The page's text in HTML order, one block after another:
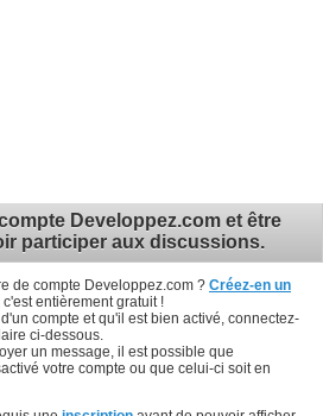
Developpez.com et être
participer aux discussions.
de compte Developpez.com ? Créez-en un
, c'est entièrement gratuit !
compte et qu'il est bien activé, connectez-
ci-dessous.
un message, il est possible que
votre compte ou que celui-ci soit en